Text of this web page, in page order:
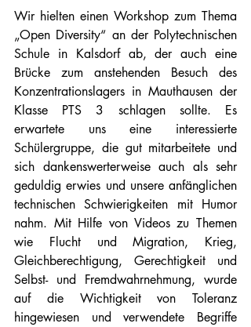
Wir hielten einen Workshop zum Thema
„Open Diversity“ an der Polytechnischen
Schule in Kalsdorf ab, der auch eine
Brücke zum anstehenden Besuch des
Konzentrationslagers in Mauthausen der
Klasse PTS 3 schlagen sollte. Es
erwartete uns eine interessierte
Schülergruppe, die gut mitarbeitete und
sich dankenswerterweise auch als sehr
geduldig erwies und unsere anfänglichen
technischen Schwierigkeiten mit Humor
nahm. Mit Hilfe von Videos zu Themen
wie Flucht und Migration, Krieg,
Gleichberechtigung, Gerechtigkeit und
Selbst- und Fremdwahrnehmung, wurde
auf die Wichtigkeit von Toleranz
hingewiesen und verwendete Begriffe